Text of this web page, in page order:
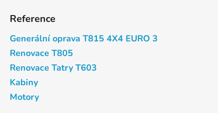
Reference
Generální oprava T815 4X4 EURO 3
Renovace T805
Renovace Tatry T603
Kabiny
Motory